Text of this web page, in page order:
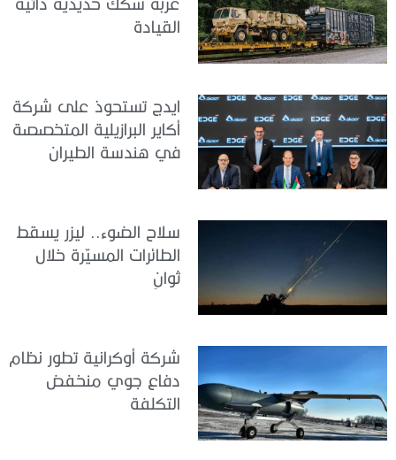
القيادة
ايدج تستحوذ على شركة
أكاير البرازيلية المتخصصة
في هندسة الطيران
سلاح الضوء.. ليزر يسقط
الطائرات المسيّرة خلال
ثوانٍ
شركة أوكرانية تطور نظام
دفاع جوي منخفض
التكلفة